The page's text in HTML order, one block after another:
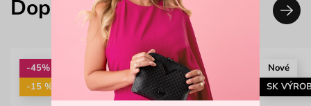
Doplň svůj look
-45%
-15 %: KAB15
Nové
SK